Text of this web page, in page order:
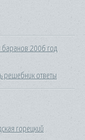
баранов 2006 год
решебник ответы
горецкий